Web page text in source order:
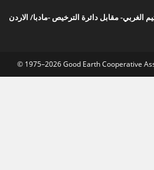
الغربي- مقابل دائرة الترخيص -مادبا/ الاردن
© 1975–2026 Good Earth Cooperative